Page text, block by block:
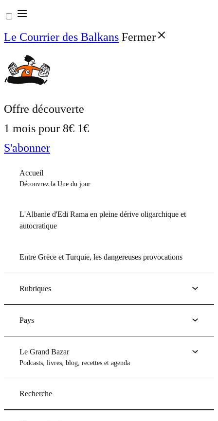
Aller
au
contenu
Le Courrier des Balkans Fermer
Offre découverte
1 mois pour 8€ 1€
S'abonner
Accueil
Découvrez la Une du jour
L'Albanie d'Edi Rama en pleine dérive oligarchique et
autocratique
Entre Grèce et Turquie, les dangereuses provocations
Rubriques
Pays
Le Grand Bazar
Podcasts, livres, blog, recettes et agenda
Recherche